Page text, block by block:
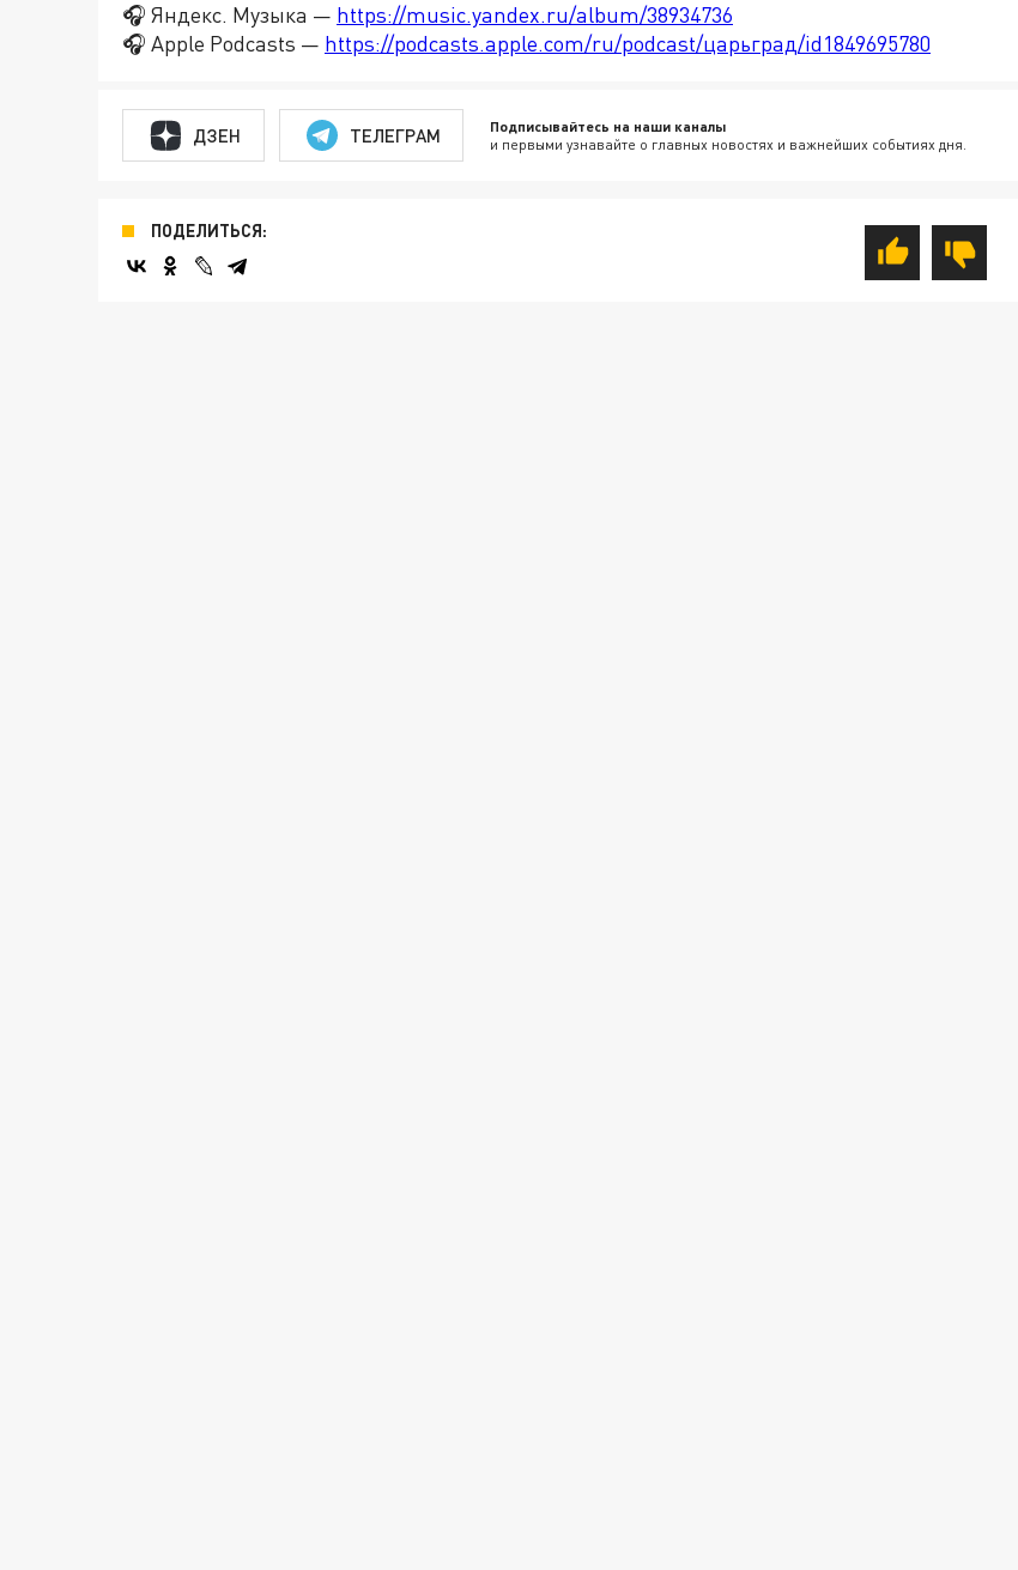
🎧 Яндекс. Музыка — https://music.yandex.ru/album/38934736
🎧 Apple Podcasts — https://podcasts.apple.com/ru/podcast/царьград/id1849695780
ДЗЕН ТЕЛЕГРАМ Подписывайтесь на наши каналы
и первыми узнавайте о главных новостях и важнейших событиях дня.
ПОДЕЛИТЬСЯ: